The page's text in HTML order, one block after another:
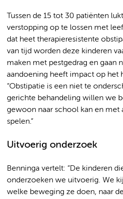
Tussen de 15 tot 30 patiënten
verstopping op te lossen met
dat heet therapieresistente
van tijd worden deze kinderen
maken met pestgedrag en gaan
aandoening heeft impact op het
“Obstipatie is een niet te
gerichte behandeling willen we
gewoon naar school kan en met
spelen.”
Uitvoerig onderzoek
Benninga vertelt: “De kinderen
onderzoeken we uitvoerig. We
welke beweging ze doen, naar